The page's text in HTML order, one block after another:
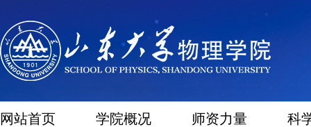
网站首页 学院概况 师资力量 科